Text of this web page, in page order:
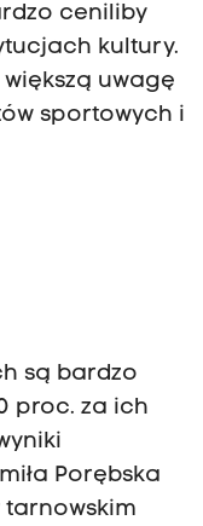
ceniliby
kultury.
uwagę
sportowych i
są bardzo
proc. za ich
Porębska
tarnowskim